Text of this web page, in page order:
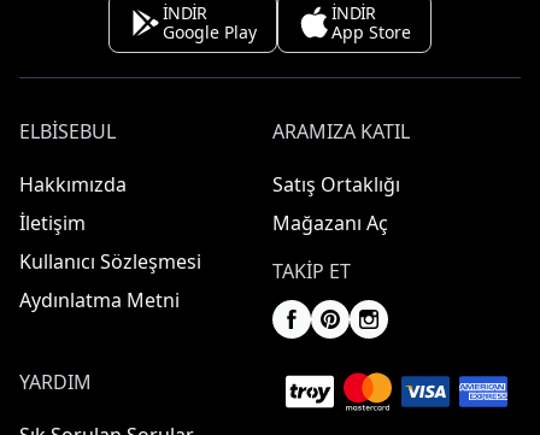
İNDİR
Google Play
İNDİR
App Store
ELBISEBUL
Hakkımızda
İletişim
Kullanıcı Sözleşmesi
Aydınlatma Metni
ARAMIZA KATIL
Satış Ortaklığı
Mağazanı Aç
TAKIP ET
YARDIM